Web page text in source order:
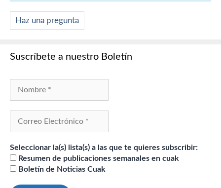
Haz una pregunta
Suscríbete a nuestro Boletín
Seleccionar la(s) lista(s) a las que te quieres subscribir:
Resumen de publicaciones semanales en cuak
Boletín de Noticias Cuak